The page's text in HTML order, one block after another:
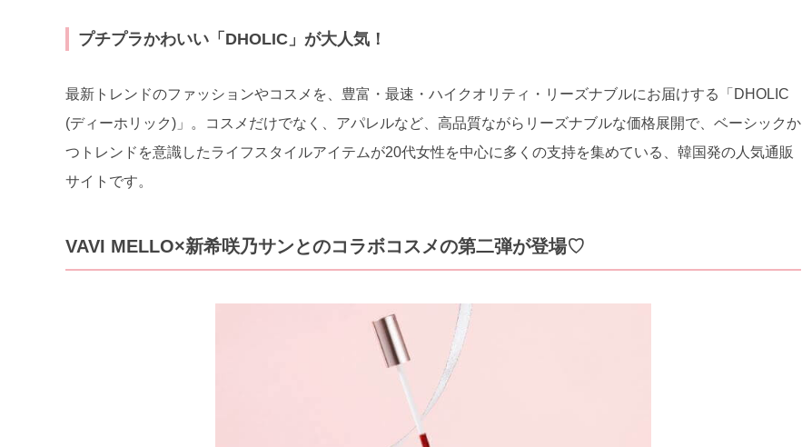
プチプラかわいい「DHOLIC」が大人気！
最新トレンドのファッションやコスメを、豊富・最速・ハイクオリティ・リーズナブルにお届けする「DHOLIC
(ディーホリック)」。コスメだけでなく、アパレルなど、高品質ながらリーズナブルな価格展開で、ベーシックか
つトレンドを意識したライフスタイルアイテムが20代女性を中心に多くの支持を集めている、韓国発の人気通販
サイトです。
VAVI MELLO×新希咲乃サンとのコラボコスメの第二弾が登場♡